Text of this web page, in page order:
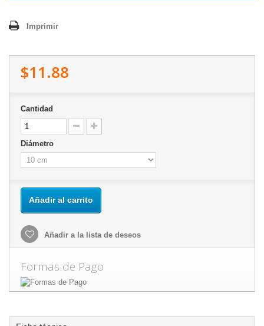
Imprimir
$11.88
Cantidad
Diámetro
Añadir al carrito
Añadir a la lista de deseos
Formas de Pago